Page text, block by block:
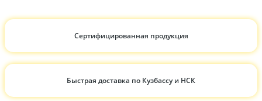
Сертифицированная продукция
Быстрая доставка по Кузбассу и НСК